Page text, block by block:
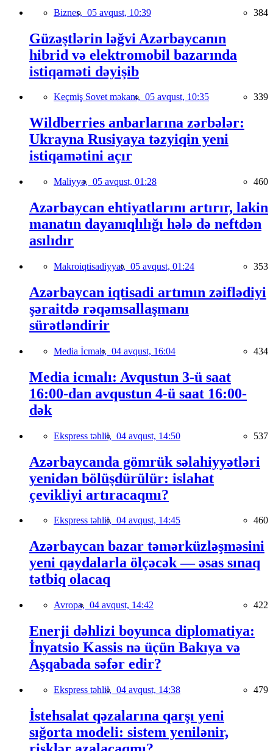
Biznes, 05 avqust, 10:39 384
Güzəştlərin ləğvi Azərbaycanın
hibrid və elektromobil bazarında
istiqaməti dəyişib
Keçmiş Sovet məkanı, 05 avqust, 10:35 339
Wildberries anbarlarına zərbələr:
Ukrayna Rusiyaya təzyiqin yeni
istiqamətini açır
Maliyyə, 05 avqust, 01:28 460
Azərbaycan ehtiyatlarını artırır, lakin
manatın dayanıqlılığı hələ də neftdən
asılıdır
Makroiqtisadiyyat, 05 avqust, 01:24 353
Azərbaycan iqtisadi artımın zəiflədiyi
şəraitdə rəqəmsallaşmanı
sürətləndirir
Media İcmalı, 04 avqust, 16:04 434
Media icmalı: Avqustun 3-ü saat
16:00-dan avqustun 4-ü saat 16:00-
dək
Ekspress təhlil, 04 avqust, 14:50 537
Azərbaycanda gömrük səlahiyyətləri
yenidən bölüşdürülür: islahat
çevikliyi artıracaqmı?
Ekspress təhlil, 04 avqust, 14:45 460
Azərbaycan bazar təmərküzləşməsini
yeni qaydalarla ölçəcək — əsas sınaq
tətbiq olacaq
Avropa, 04 avqust, 14:42 422
Enerji dəhlizi boyunca diplomatiya:
İnyatsio Kassis nə üçün Bakıya və
Aşqabada səfər edir?
Ekspress təhlil, 04 avqust, 14:38 479
İstehsalat qəzalarına qarşı yeni
sığorta modeli: sistem yenilənir,